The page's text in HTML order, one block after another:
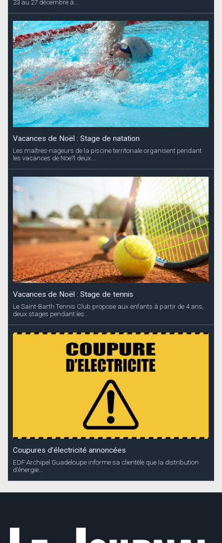
23 au 27 décembre à...
Vacances de Noël : Stage de natation
Les maîtres-nageurs de la piscine territoriale organisent pendant
les vacances de Noe?l deux...
Vacances de Noël : Stage de tennis
Le Saint-Barth Tennis Club propose aux enfants à partir de 4 ans,
deux stages pendant les...
Coupures d’électricité annoncées
EDF Archipel Guadeloupe informe sa clientèle que la distribution
d’énergie...